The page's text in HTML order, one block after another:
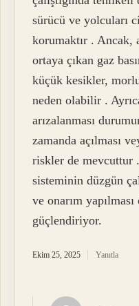
sürücü ve yolcuları
korumaktır . Ancak,
ortaya çıkan gaz
küçük kesikler,
neden olabilir .
arızalanması
zamanda açılması
riskler de mevcuttur
sisteminin düzgün
ve onarım
güçlendiriyor.
Ekim 25, 2025 Yanıtla